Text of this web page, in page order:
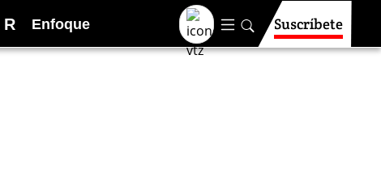
R Enfoque Suscríbete